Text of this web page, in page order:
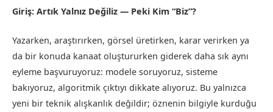
Giriş: Artık Yalnız Değiliz — Peki Kim “Biz”?
Yazarken, araştırırken, görsel üretirken, karar verirken ya
da bir konuda kanaat oluştururken giderek daha sık aynı
eyleme başvuruyoruz: modele soruyoruz, sisteme
bakıyoruz, algoritmik çıktıyı dikkate alıyoruz. Bu yalnızca
yeni bir teknik alışkanlık değildir; öznenin bilgiyle kurduğu